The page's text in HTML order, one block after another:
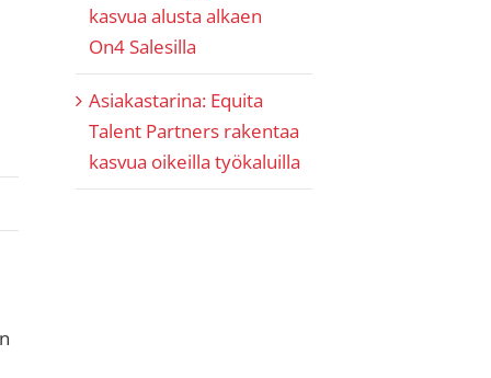
kasvua alusta alkaen
On4 Salesilla
Asiakastarina: Equita
Talent Partners rakentaa
kasvua oikeilla työkaluilla